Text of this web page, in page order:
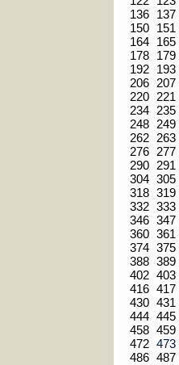
136
137
150
151
164
165
178
179
192
193
206 207
220
221
234
235
248
249
262
263
276
277
290
291
304 305
318 319
332 333
346 347
360 361
374 375
388 389
402 403
416 417
430 431
444 445
458 459
472
486 487